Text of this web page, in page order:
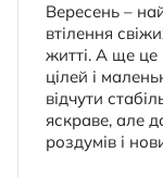
Вересень –
втілення
житті. А ще це
цілей і
відчути
яскраве, але
роздумів і